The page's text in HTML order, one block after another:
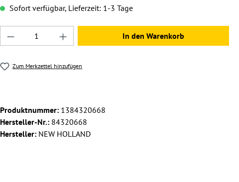
Sofort verfügbar, Lieferzeit: 1-3 Tage
Produkt Anzahl: Gib den gewünschten Wert
In den Warenkorb
Zum Merkzettel hinzufügen
Produktnummer: 1384320668
Hersteller-Nr.: 84320668
Hersteller: NEW HOLLAND